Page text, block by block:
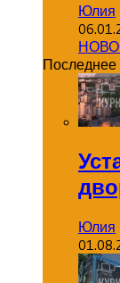
Юлия
Последнее
Юлия